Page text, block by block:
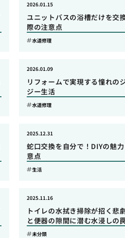
ユニットバスの浴槽だけを交
際の注意点
2026.01.15
水道修理
リフォームで実現する憧れの
ジー生活
2026.01.09
水道修理
蛇口交換を自分で！DIYの魅
意点
2025.12.31
生活
トイレの水拭き掃除が招く悲
と便器の隙間に潜む水浸しの
2025.11.16
未分類